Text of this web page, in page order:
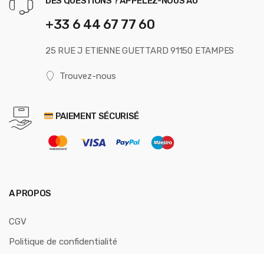
+33 6 44 67 77 60
25 RUE J ETIENNE GUETTARD 91150 ETAMPES
Trouvez-nous
PAIEMENT SÉCURISÉ
A PROPOS
CGV
Politique de confidentialité